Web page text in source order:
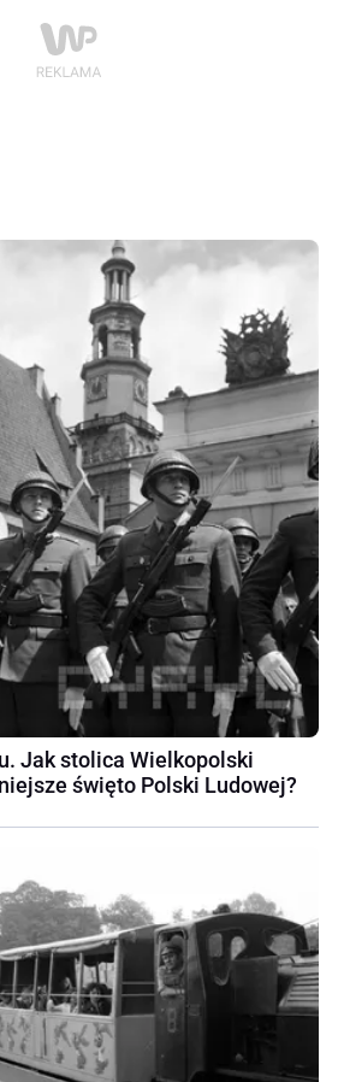
Jak stolica Wielkopolski
święto Polski Ludowej?